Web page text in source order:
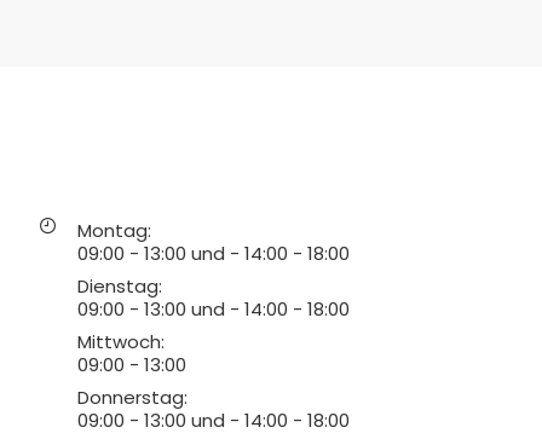
Montag:
09:00 - 13:00 und - 14:00 - 18:00
Dienstag:
09:00 - 13:00 und - 14:00 - 18:00
Mittwoch:
09:00 - 13:00
Donnerstag:
09:00 - 13:00 und - 14:00 - 18:00